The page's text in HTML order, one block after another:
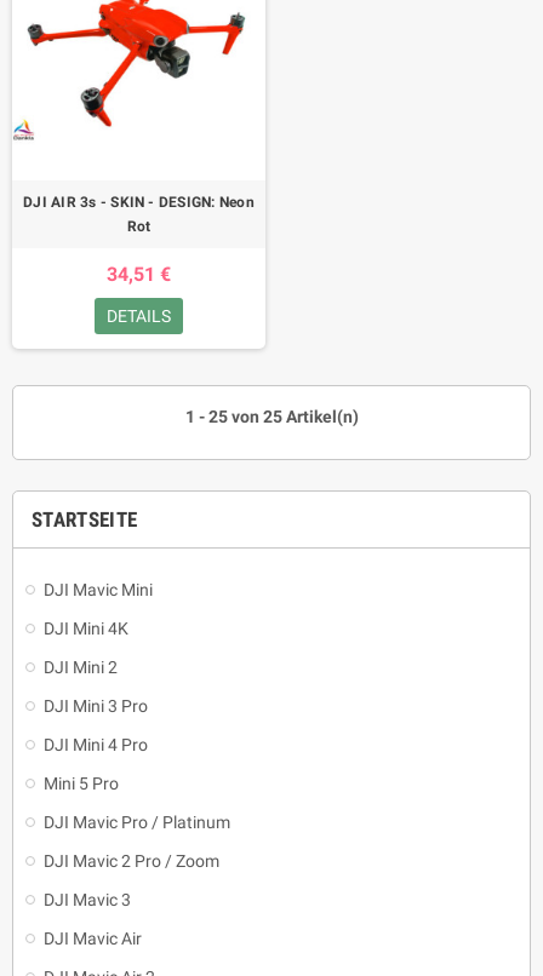
STARTSEITE
DJI Mavic Mini
DJI Mini 4K
DJI Mini 2
DJI Mini 3 Pro
DJI Mini 4 Pro
Mini 5 Pro
DJI Mavic Pro / Platinum
DJI Mavic 2 Pro / Zoom
DJI Mavic 3
DJI Mavic Air
DJI AIR 3s - SKIN - DESIGN: Neon
Rot
34,51 €
DETAILS
1 - 25 von 25 Artikel(n)